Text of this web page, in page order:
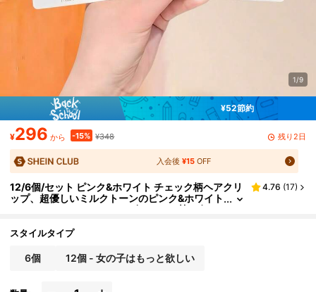
1/9
¥52節約
¥296 から -15% ¥348 残り2日
入会後¥15 OFF
12/6個/セット ピンク&ホワイト チェック柄ヘアクリ
ップ、超優しいミルクトーンのピンク&ホワイト
ヘアアクセサリー、エネルギッシュな甘い女の
ヘアクリップ、日常の学校、パーティー活動に使用
様々なドレススタイルに合わせられます
4.76 (17)
スタイルタイプ
6個 12個 - 女の子はもっと欲しい